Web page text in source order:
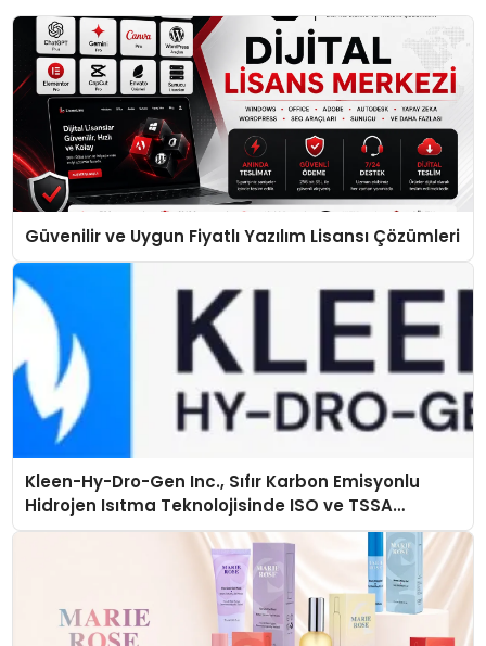
Güvenilir ve Uygun Fiyatlı Yazılım Lisansı Çözümleri
Kleen-Hy-Dro-Gen Inc., Sıfır Karbon Emisyonlu
Hidrojen Isıtma Teknolojisinde ISO ve TSSA
Düzenleyici Onaylarını Aldı